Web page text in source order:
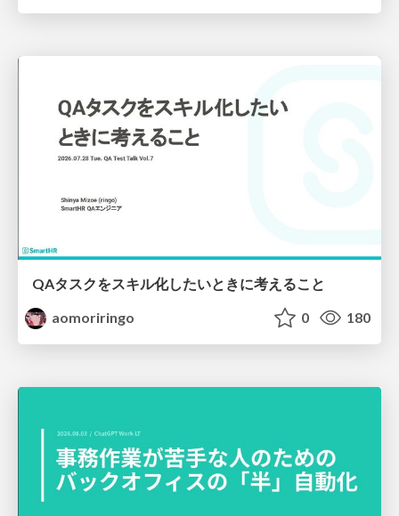
QAタスクをスキル化したいときに考えること
aomoriringo
0 180